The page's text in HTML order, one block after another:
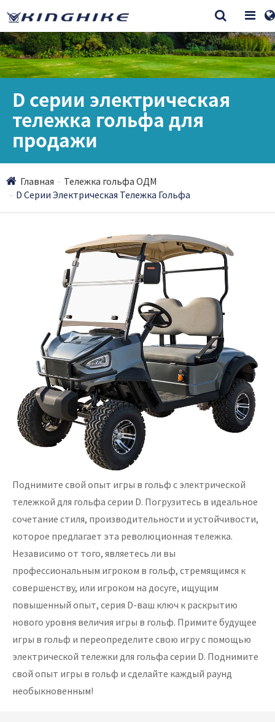
D серии электрическая
тележка гольфа для
продажи
Главная
Тележка гольфа ОДМ
D Серии Электрическая Тележка Гольфа
Поднимите свой опыт игры в гольф с электрической
тележкой для гольфа серии D. Погрузитесь в идеальное
сочетание стиля, производительности и устойчивости,
которое предлагает эта революционная тележка.
Независимо от того, являетесь ли вы
профессиональным игроком в гольф, стремящимся к
совершенству, или игроком на досуге, ищущим
повышенный опыт, серия D-ваш ключ к раскрытию
нового уровня величия игры в гольф. Примите будущее
игры в гольф и переопределите свою игру с помощью
электрической тележки для гольфа серии D. Поднимите
свой опыт игры в гольф и сделайте каждый раунд
необыкновенным!